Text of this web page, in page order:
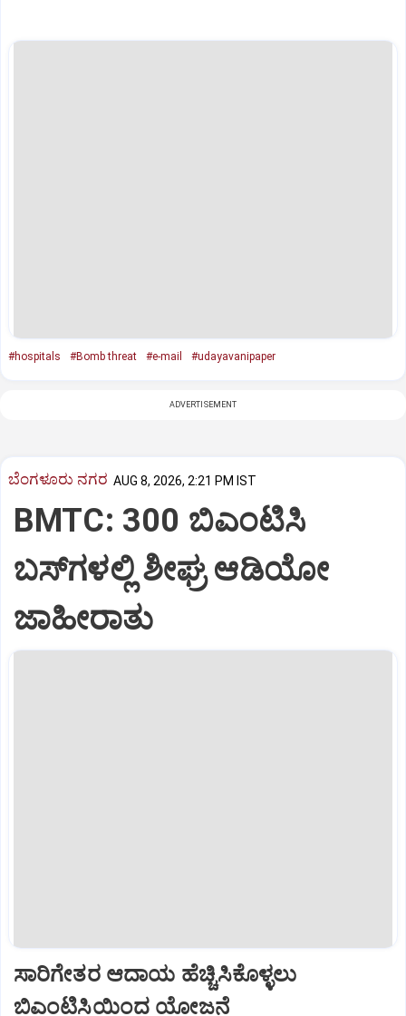
#hospitals #Bomb threat #e-mail #udayavanipaper
ADVERTISEMENT
ಬೆಂಗಳೂರು ನಗರ AUG 8, 2026, 2:21 PM IST
BMTC: 300 ಬಿಎಂಟಿಸಿ
ಬಸ್‌ಗಳಲ್ಲಿ ಶೀಘ್ರ ಆಡಿಯೋ
ಜಾಹೀರಾತು
ಸಾರಿಗೇತರ ಆದಾಯ ಹೆಚ್ಚಿಸಿಕೊಳ್ಳಲು
ಬಿಎಂಟಿಸಿಯಿಂದ ಯೋಜನೆ